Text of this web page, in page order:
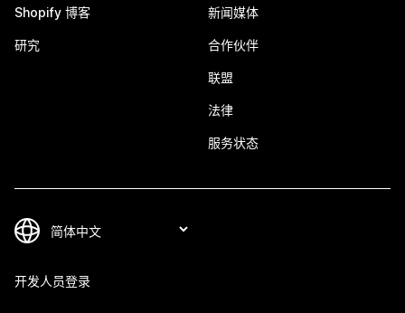
Shopify 博客
研究
新闻媒体
合作伙伴
联盟
法律
服务状态
开发人员登录